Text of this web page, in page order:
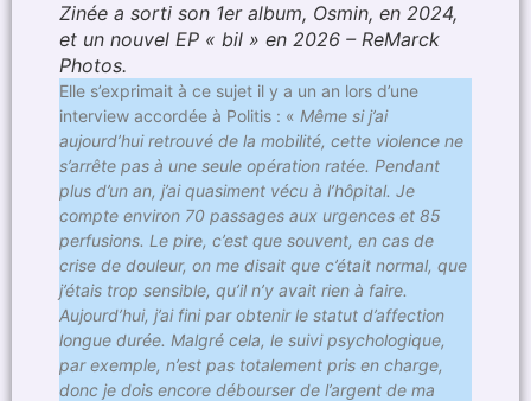
Zinée a sorti son 1er album, Osmin, en 2024,
et un nouvel EP « bil » en 2026 – ReMarck
Photos.
Elle s’exprimait à ce sujet il y a un an lors d’une
interview accordée à Politis : « Même si j’ai
aujourd’hui retrouvé de la mobilité, cette violence ne
s’arrête pas à une seule opération ratée. Pendant
plus d’un an, j’ai quasiment vécu à l’hôpital. Je
compte environ 70 passages aux urgences et 85
perfusions. Le pire, c’est que souvent, en cas de
crise de douleur, on me disait que c’était normal, que
j’étais trop sensible, qu’il n’y avait rien à faire.
Aujourd’hui, j’ai fini par obtenir le statut d’affection
longue durée. Malgré cela, le suivi psychologique,
par exemple, n’est pas totalement pris en charge,
donc je dois encore débourser de l’argent de ma